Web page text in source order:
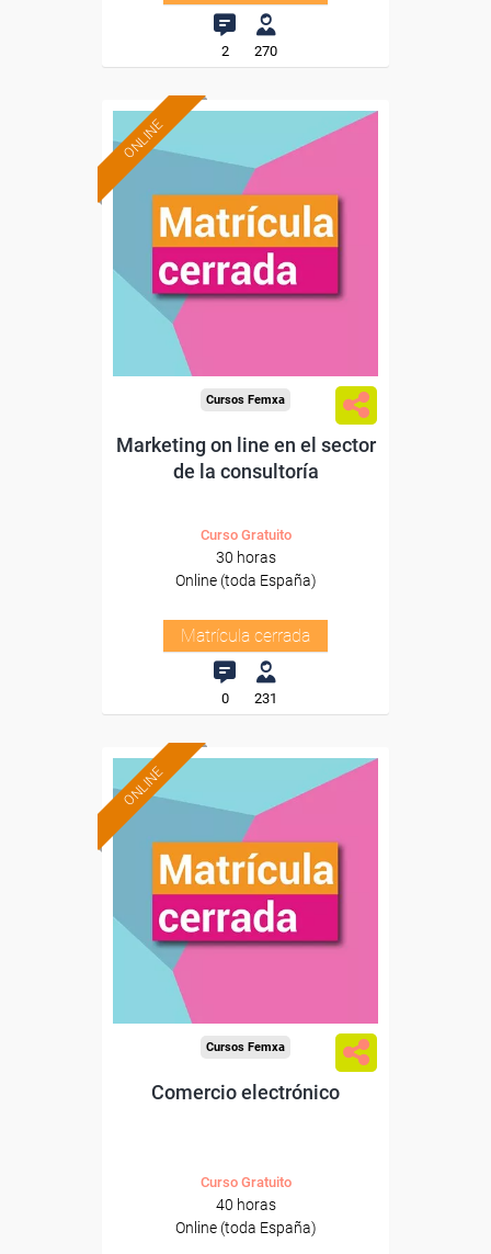
2 270
ONLINE
Cursos Femxa
Marketing on line en el sector
de la consultoría
Curso Gratuito
30 horas
Online (toda España)
Matrícula cerrada
0 231
ONLINE
Cursos Femxa
Comercio electrónico
Curso Gratuito
40 horas
Online (toda España)